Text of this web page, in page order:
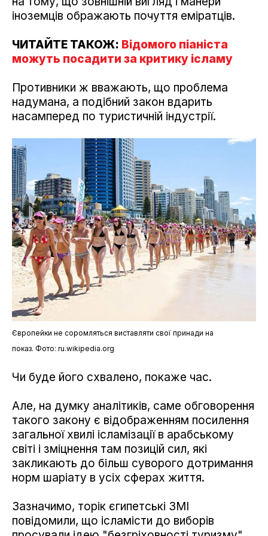
іноземців ображають почуття еміратців.
ЧИТАЙТЕ ТАКОЖ: Відомого піаніста
можуть посадити за критику ісламу
Противники ж вважають, що проблема
надумана, а подібний закон вдарить
насамперед по туристичній індустрії.
Європейки не соромляться виставляти свої принади на
показ. Фото: ru.wikipedia.org
Чи буде його схвалено, покаже час.
Але, на думку аналітиків, саме обговорення
такого закону є відображенням посилення
загальної хвилі ісламізації в арабському
світі і зміцнення там позицій сил, які
закликають до більш суворого дотримання
норм шаріату в усіх сферах життя.
Зазначимо, торік єгипетські ЗМІ
повідомили, що ісламісти до виборів